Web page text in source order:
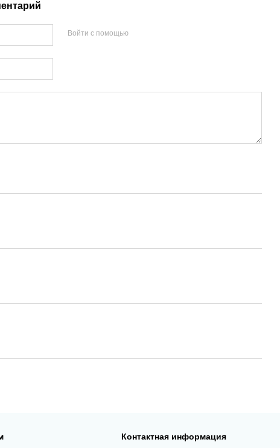
Войти с помощью
Контактная информация